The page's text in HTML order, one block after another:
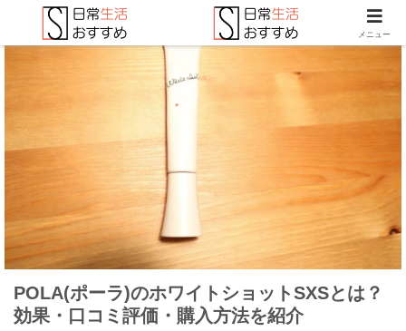
POLA(ポーラ)のホワイトショットSXSとは？
効果・口コミ評価・購入方法を紹介
メニュー